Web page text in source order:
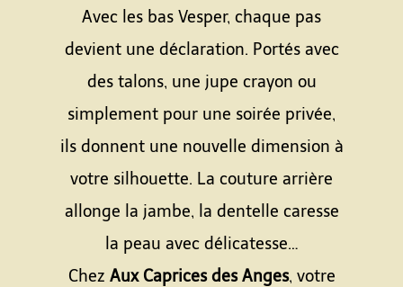
Avec les bas Vesper, chaque pas
devient une déclaration. Portés avec
des talons, une jupe crayon ou
simplement pour une soirée privée,
ils donnent une nouvelle dimension à
votre silhouette. La couture arrière
allonge la jambe, la dentelle caresse
la peau avec délicatesse…
Chez Aux Caprices des Anges, votre